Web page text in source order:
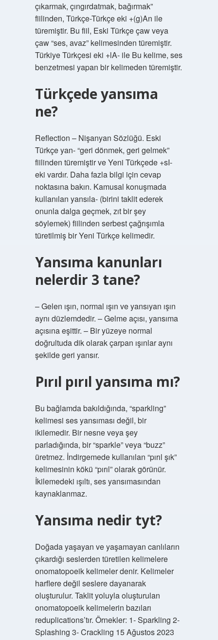
çıkarmak, çıngırdatmak, bağırmak”
fiilinden, Türkçe-Türkçe eki +(g)An ile
türemiştir. Bu fiil, Eski Türkçe çaw veya
çaw “ses, avaz” kelimesinden türemiştir.
Türkiye Türkçesi eki +lA- ile Bu kelime, ses
benzetmesi yapan bir kelimeden türemiştir.
Türkçede yansıma
ne?
Reflection – Nişanyan Sözlüğü. Eski
Türkçe yan- “geri dönmek, geri gelmek”
fiilinden türemiştir ve Yeni Türkçede +sI-
eki vardır. Daha fazla bilgi için cevap
noktasına bakın. Kamusal konuşmada
kullanılan yansıla- (birini taklit ederek
onunla dalga geçmek, zıt bir şey
söylemek) fiilinden serbest çağrışımla
türetilmiş bir Yeni Türkçe kelimedir.
Yansıma kanunları
nelerdir 3 tane?
– Gelen ışın, normal ışın ve yansıyan ışın
aynı düzlemdedir. – Gelme açısı, yansıma
açısına eşittir. – Bir yüzeye normal
doğrultuda dik olarak çarpan ışınlar aynı
şekilde geri yansır.
Pırıl pırıl yansıma mı?
Bu bağlamda bakıldığında, “sparkling”
kelimesi ses yansıması değil, bir
ikilemedir. Bir nesne veya şey
parladığında, bir “sparkle” veya “buzz”
üretmez. İndirgemede kullanılan “pırıl şık”
kelimesinin kökü “pırıl” olarak görünür.
İkilemedeki ışıltı, ses yansımasından
kaynaklanmaz.
Yansıma nedir tyt?
Doğada yaşayan ve yaşamayan canlıların
çıkardığı seslerden türetilen kelimelere
onomatopoeik kelimeler denir. Kelimeler
harflere değil seslere dayanarak
oluşturulur. Taklit yoluyla oluşturulan
onomatopoeik kelimelerin bazıları
reduplications’tır. Örnekler: 1- Sparkling 2-
Splashing 3- Crackling 15 Ağustos 2023